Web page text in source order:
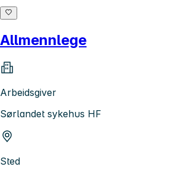
Allmennlege
Arbeidsgiver
Sørlandet sykehus HF
Sted